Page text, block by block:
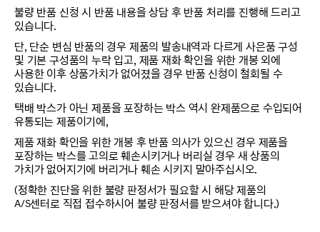
불량 반품 신청 시 반품 내용을 상담 후 반품 처리를 진행해 드리고
있습니다.
단, 단순 변심 반품의 경우 제품의 발송내역과 다르게 사은품 구성
및 기본 구성품의 누락 입고, 제품 재화 확인을 위한 개봉 외에
사용한 이후 상품가치가 없어졌을 경우 반품 신청이 철회될 수
있습니다.
택배 박스가 아닌 제품을 포장하는 박스 역시 완제품으로 수입되어
유통되는 제품이기에,
제품 재화 확인을 위한 개봉 후 반품 의사가 있으신 경우 제품을
포장하는 박스를 고의로 훼손시키거나 버리실 경우 새 상품의
가치가 없어지기에 버리거나 훼손 시키지 말아주십시오.
(정확한 진단을 위한 불량 판정서가 필요할 시 해당 제품의
A/S센터로 직접 접수하시어 불량 판정서를 받으셔야 합니다.)